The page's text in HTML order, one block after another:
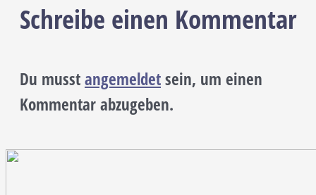
Schreibe einen Kommentar
Du musstangemeldetsein, um einen
Kommentar abzugeben.